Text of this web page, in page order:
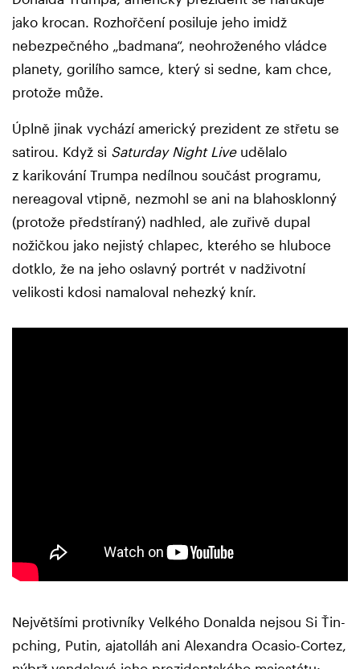
jako krocan. Rozhořčení posiluje jeho imidž
nebezpečného „badmana“, neohroženého vládce
planety, gorilího samce, který si sedne, kam chce,
protože může.
Úplně jinak vychází americký prezident ze střetu se
satirou. Když si Saturday Night Liveudělalo
z karikování Trumpa nedílnou součást programu,
nereagoval vtipně, nezmohl se ani na blahosklonný
(protože předstíraný) nadhled, ale zuřivě dupal
nožičkou jako nejistý chlapec, kterého se hluboce
dotklo, že na jeho oslavný portrét v nadživotní
velikosti kdosi namaloval nehezký knír.
Největšími protivníky Velkého Donalda nejsou Si Ťin-
pching, Putin, ajatolláh ani Alexandra Ocasio-Cortez,